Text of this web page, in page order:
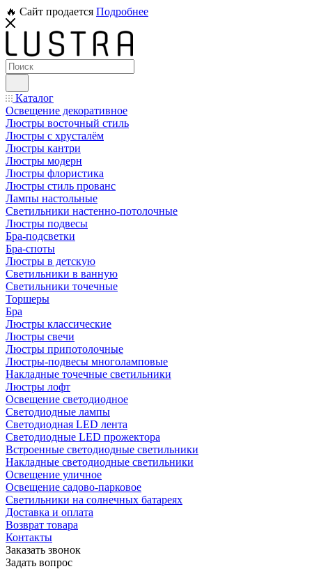
🔥 Сайт продается Подробнее
Каталог
Освещение декоративное
Люстры восточный стиль
Люстры с хрусталём
Люстры кантри
Люстры модерн
Люстры флористика
Люстры стиль прованс
Лампы настольные
Светильники настенно-потолочные
Люстры подвесы
Бра-подсветки
Бра-споты
Люстры в детскую
Светильники в ванную
Светильники точечные
Торшеры
Бра
Люстры классические
Люстры свечи
Люстры припотолочные
Люстры-подвесы многоламповые
Накладные точечные светильники
Люстры лофт
Освещение светодиодное
Светодиодные лампы
Светодиодная LED лента
Светодиодные LED прожектора
Встроенные светодиодные светильники
Накладные светодиодные светильники
Освещение уличное
Освещение садово-парковое
Светильники на солнечных батареях
Доставка и оплата
Возврат товара
Контакты
Заказать звонок
Задать вопрос